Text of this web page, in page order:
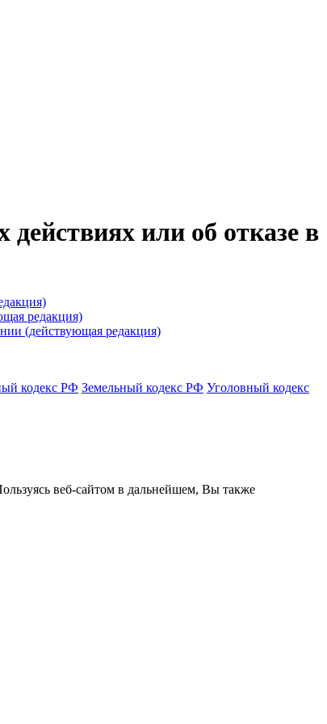
или об отказе в
редакция)
(действующая редакция)
кодекс РФ Земельный кодекс РФ Уголовный кодекс
веб-сайтом в дальнейшем, Вы также